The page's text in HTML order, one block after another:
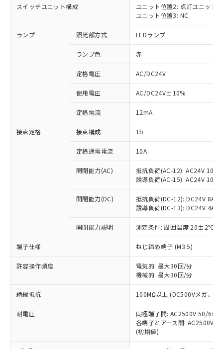
スイッチユニット構成
ユニット位置2: 点灯ユニット
ユニット位置3: NC
ランプ 照光部方式 LEDランプ
ランプ色 赤
定格電圧 AC/DC24V
使用電圧 AC/DC24V±10%
定格電流 12mA
接点定格 接点構成 1b
定格通電電流 10A
開閉能力(AC)
抵抗負荷(AC-12): AC24V 10A/
誘導負荷(AC-15): AC24V
開閉能力(DC)
抵抗負荷(DC-12): DC24V 8A/
誘導負荷(DC-13): DC24V 4A/
開閉能力説明 測定条件: 周囲温度 20±2℃、
端子仕様 ねじ締め端子 (M3.5)
許容操作頻度
電気的: 最大30回/分
機械的: 最大30回/分
絶縁抵抗 100MΩ以上 (DC500Vメガ、点
耐電圧
同極端子間: AC2500V 50/
各端子とアース間: AC2500V
(初期値)
ご利用条件
以下の条件をお読みいただき、同意のうえ
ご利用ください。
本サービスは、当社制御機器事業取扱
商品の当社在庫状況および標準価格
(税抜)を提供させていただくもので
当社制御機器事業取扱商品の中には、
本サービスの対象外となる商品もある
ことをご了承ください。
在庫状況および標準価格照会結果は、
記載している更新日時点での社内デー
タに基づき作成されるものであり、閲
覧された時点での実際の在庫および標
準価格とは異なる場合があることをご
※1 対応状況
対応済み：EU RoHS指令（10物質）の
非含有に対応した製品が提供可能な商品で
対応予定：EU RoHS指令（10物質）の非含
有に対応した製品に切り替える予定のある
対応予定なし：EU RoHS指令（10物質）の
非含有に非対応の商品で、対応品を出す予
定はありません。
調査・確認中：EU RoHS指令（10物質）の
非含有の対応状況を調査中または確認中の
非該当品：ライセンス料など無形物で、有
害物質有無と関係のない商品です。
仕入先様の事情により、非含有部品として
いたものが、含有品と判明した場合などや
むを得ず変更することがあります。
鉛(Pb) 1000ppm以下、 水銀(Hg) 1000ppm以下、 カド
六価クロム(Cr(Ⅵ)) 1000ppm以下、ポリ臭化ビフェニル
類(PBB) 1000ppm以下、ポリ臭化ジフェニルエーテル類
(PBDE) 1000ppm以下、フタル酸ビス(2-エチルヘキシ
※1 中国RoHS○×表
「○」：最大均質材料含有率が中国RoHSの
基準値以下であることを示します。
「×」：最大均質材料含有率が中国RoHSの
基準値を超えていることを示します。
「－」：未確認です。当社販売部門へお問
い合わせください。
*中国RoHS10物質の基準値 (GB/T26572)：
Pb(鉛) :1000ppm、 Hg(水銀) : 1000ppm、 Cd(カドミウ
Cr(Ⅵ)(六価クロム) : 1000ppm、 PBBs(ポリ臭化ビフェ
当社は、これら貴社製品のうち、外国
為替および外国貿易法に定める商品
（以下｢規制貨物等」という）を輸出
国政府の輸出許可(または役務取引許
可)を取得するなどの必要な手続きを